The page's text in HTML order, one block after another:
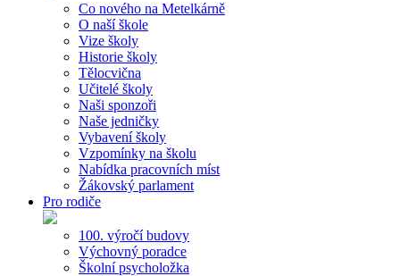
Co nového na Metelkárně
O naší škole
Vize školy
Historie školy
Tělocvična
Učitelé školy
Naši sponzoři
Naše jedničky
Vybavení školy
Vzpomínky na školu
Nabídka pracovních míst
Žákovský parlament
Pro rodiče
100. výročí budovy
Výchovný poradce
Školní psycholožka